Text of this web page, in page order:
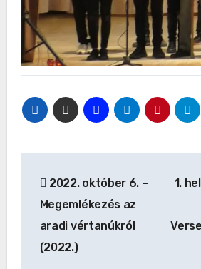
navigáció
2022. október 6. –
Megemlékezés az
aradi vértanúkról
(2022.)
1.